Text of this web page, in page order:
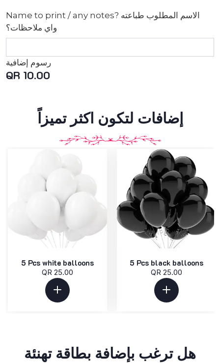
Name to print / any notes? الاسم المطلوب طباعته
واي ملاحظات؟
رسوم إضافية
QR 10.00
إضافات لتكون اكثر تميزاً
5 Pcs white balloons
QR 25.00
5 Pcs black balloons
QR 25.00
هل ترغب بإضافة بطاقة تهنئة